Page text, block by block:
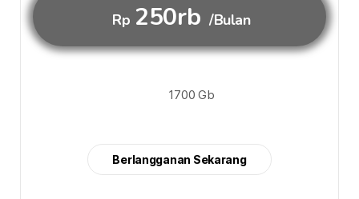
Rp 250rb /Bulan
1700 Gb
Berlangganan Sekarang